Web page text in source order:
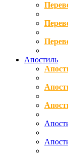
Апостиль